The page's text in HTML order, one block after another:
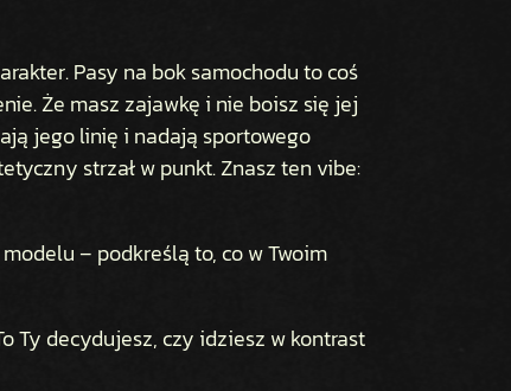
Pasy na bok samochodu to coś
Że masz zajawkę i nie boisz się jej
jego linię i nadają sportowego
strzał w punkt. Znasz ten vibe:
– podkreślą to, co w Twoim
Ty decydujesz, czy idziesz w kontrast